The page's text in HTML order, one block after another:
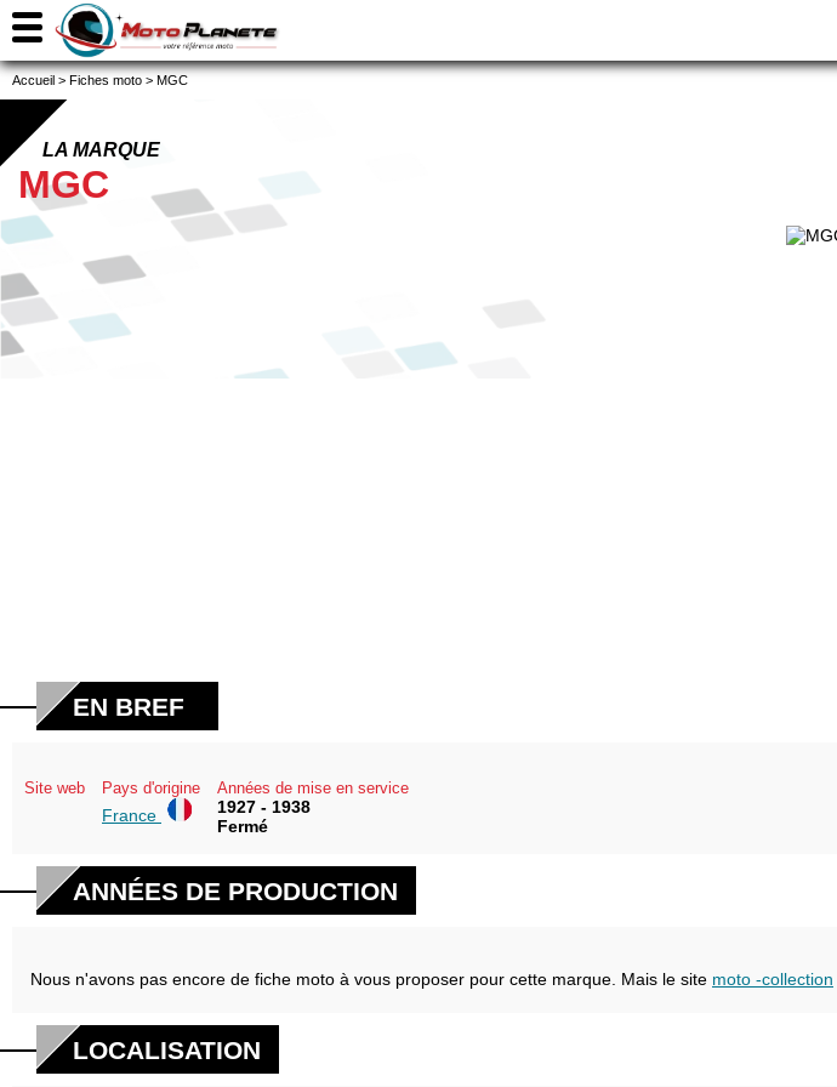
Accueil > Fiches moto > MGC
LA MARQUE
MGC
EN BREF
Site web Pays d'origine
France
Années de mise en service
1927 - 1938
Fermé
ANNÉES DE PRODUCTION
Nous n'avons pas encore de fiche moto à vous proposer pour cette marque. Mais le site moto -collection
LOCALISATION